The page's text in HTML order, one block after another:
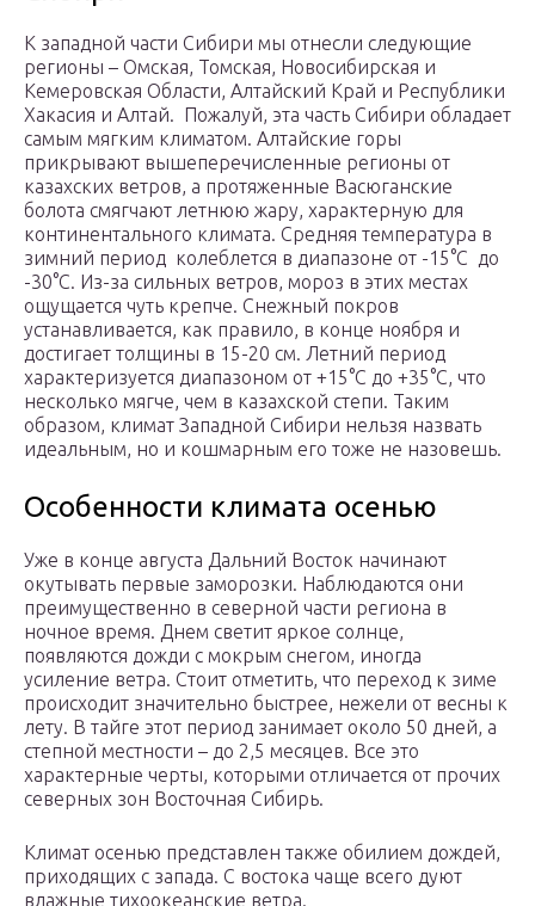
К западной части Сибири мы отнесли следующие
регионы – Омская, Томская, Новосибирская и
Кемеровская Области, Алтайский Край и Республики
Хакасия и Алтай. Пожалуй, эта часть Сибири обладает
самым мягким климатом. Алтайские горы
прикрывают вышеперечисленные регионы от
казахских ветров, а протяженные Васюганские
болота смягчают летнюю жару, характерную для
континентального климата. Средняя температура в
зимний период колеблется в диапазоне от -15°С до
-30°С. Из-за сильных ветров, мороз в этих местах
ощущается чуть крепче. Снежный покров
устанавливается, как правило, в конце ноября и
достигает толщины в 15-20 см. Летний период
характеризуется диапазоном от +15°С до +35°С, что
несколько мягче, чем в казахской степи. Таким
образом, климат Западной Сибири нельзя назвать
идеальным, но и кошмарным его тоже не назовешь.
Особенности климата осенью
Уже в конце августа Дальний Восток начинают
окутывать первые заморозки. Наблюдаются они
преимущественно в северной части региона в
ночное время. Днем светит яркое солнце,
появляются дожди с мокрым снегом, иногда
усиление ветра. Стоит отметить, что переход к зиме
происходит значительно быстрее, нежели от весны к
лету. В тайге этот период занимает около 50 дней, а
степной местности – до 2,5 месяцев. Все это
характерные черты, которыми отличается от прочих
северных зон Восточная Сибирь.
Климат осенью представлен также обилием дождей,
приходящих с запада. С востока чаще всего дуют
влажные тихоокеанские ветра.